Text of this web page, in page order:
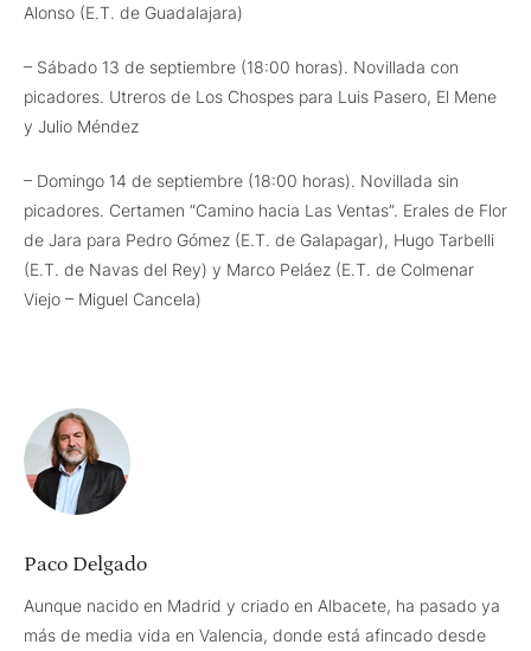
Alonso (E.T. de Guadalajara)
– Sábado 13 de septiembre (18:00 horas). Novillada con
picadores. Utreros de Los Chospes para Luis Pasero, El Mene
y Julio Méndez
– Domingo 14 de septiembre (18:00 horas). Novillada sin
picadores. Certamen “Camino hacia Las Ventas”. Erales de Flor
de Jara para Pedro Gómez (E.T. de Galapagar), Hugo Tarbelli
(E.T. de Navas del Rey) y Marco Peláez (E.T. de Colmenar
Viejo – Miguel Cancela)
Paco Delgado
Aunque nacido en Madrid y criado en Albacete, ha pasado ya
más de media vida en Valencia, donde está afincado desde